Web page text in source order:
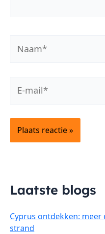
Laatste blogs
Cyprus ontdekken: meer
strand
mail*